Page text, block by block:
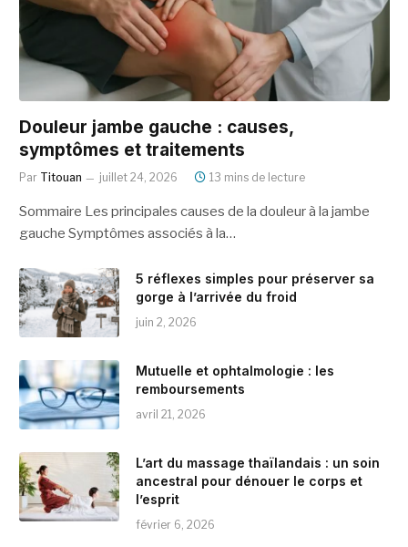
Douleur jambe gauche : causes,
symptômes et traitements
Par Titouan juillet 24, 2026 13 mins de lecture
Sommaire Les principales causes de la douleur à la jambe
gauche Symptômes associés à la…
5 réflexes simples pour préserver sa
gorge à l’arrivée du froid
juin 2, 2026
Mutuelle et ophtalmologie : les
remboursements
avril 21, 2026
L’art du massage thaïlandais : un soin
ancestral pour dénouer le corps et
l’esprit
février 6, 2026